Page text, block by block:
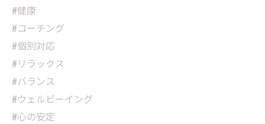
#健康
#コーチング
#個別対応
#リラックス
#バランス
#ウェルビーイング
#心の安定